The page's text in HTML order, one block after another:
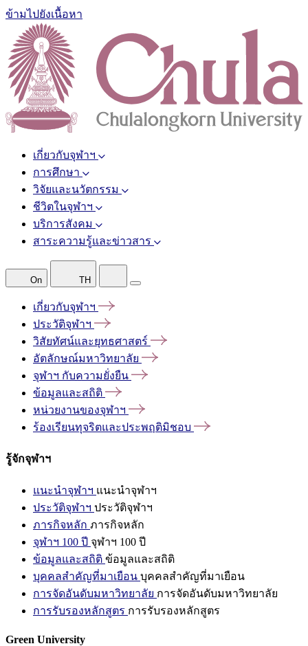
ข้ามไปยังเนื้อหา
เกี่ยวกับจุฬาฯ
การศึกษา
วิจัยและนวัตกรรม
ชีวิตในจุฬาฯ
บริการสังคม
สาระความรู้และข่าวสาร
On TH
เกี่ยวกับจุฬาฯ
ประวัติจุฬาฯ
วิสัยทัศน์และยุทธศาสตร์
อัตลักษณ์มหาวิทยาลัย
จุฬาฯ กับความยั่งยืน
ข้อมูลและสถิติ
หน่วยงานของจุฬาฯ
ร้องเรียนทุจริตและประพฤติมิชอบ
รู้จักจุฬาฯ
แนะนำจุฬาฯ แนะนำจุฬาฯ
ประวัติจุฬาฯ ประวัติจุฬาฯ
ภารกิจหลัก ภารกิจหลัก
จุฬาฯ 100 ปี จุฬาฯ 100 ปี
ข้อมูลและสถิติ ข้อมูลและสถิติ
บุคคลสำคัญที่มาเยือน บุคคลสำคัญที่มาเยือน
การจัดอันดับมหาวิทยาลัย การจัดอันดับมหาวิทยาลัย
การรับรองหลักสูตร การรับรองหลักสูตร
Green University